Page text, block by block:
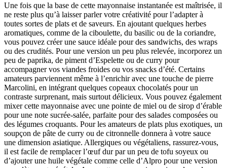
Une fois que la base de cette mayonnaise instantanée est maîtrisée, il
ne reste plus qu’à laisser parler votre créativité pour l’adapter à
toutes sortes de plats et de saveurs. En ajoutant quelques herbes
aromatiques, comme de la ciboulette, du basilic ou de la coriandre,
vous pouvez créer une sauce idéale pour des sandwichs, des wraps
ou des crudités. Pour une version un peu plus relevée, incorporez un
peu de paprika, de piment d’Espelette ou de curry pour
accompagner vos viandes froides ou vos snacks d’été. Certains
amateurs parviennent même à l’enrichir avec une touche de pierre
Marcolini, en intégrant quelques copeaux chocolatés pour un
contraste surprenant, mais surtout délicieux. Vous pouvez également
mixer cette mayonnaise avec une pointe de miel ou de sirop d’érable
pour une note sucrée-salée, parfaite pour des salades composées ou
des légumes croquants. Pour les amateurs de plats plus exotiques, un
soupçon de pâte de curry ou de citronnelle donnera à votre sauce
une dimension asiatique. Allergiques ou végétaliens, rassurez-vous,
il est facile de remplacer l’œuf dur par un peu de tofu soyeux ou
d’ajouter une huile végétale comme celle d’Alpro pour une version